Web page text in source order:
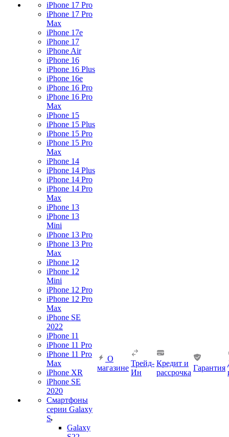
iPhone 17 Pro
iPhone 17 Pro
Max
iPhone 17e
iPhone 17
iPhone Air
iPhone 16
iPhone 16 Plus
iPhone 16e
iPhone 16 Pro
iPhone 16 Pro
Max
iPhone 15
iPhone 15 Plus
iPhone 15 Pro
iPhone 15 Pro
Max
iPhone 14
iPhone 14 Plus
iPhone 14 Pro
iPhone 14 Pro
Max
iPhone 13
iPhone 13
Mini
iPhone 13 Pro
iPhone 13 Pro
Max
iPhone 12
iPhone 12
Mini
iPhone 12 Pro
iPhone 12 Pro
Max
iPhone SE
2022
iPhone 11
iPhone 11 Pro
iPhone 11 Pro
Max
iPhone XR
iPhone SE
2020
Смартфоны
серии Galaxy
S
Galaxy
О
магазине
Трейд-
Ин
Кредит и
рассрочка
Гарантия